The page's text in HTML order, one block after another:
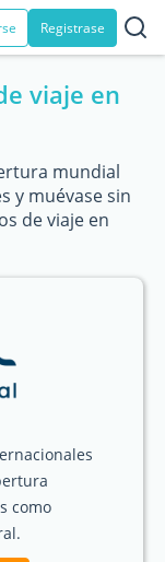
Registrase
viaje en
mundial
y muévase sin
de viaje en
como